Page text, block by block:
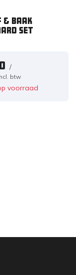
Baak
set
/
btw
voorraad